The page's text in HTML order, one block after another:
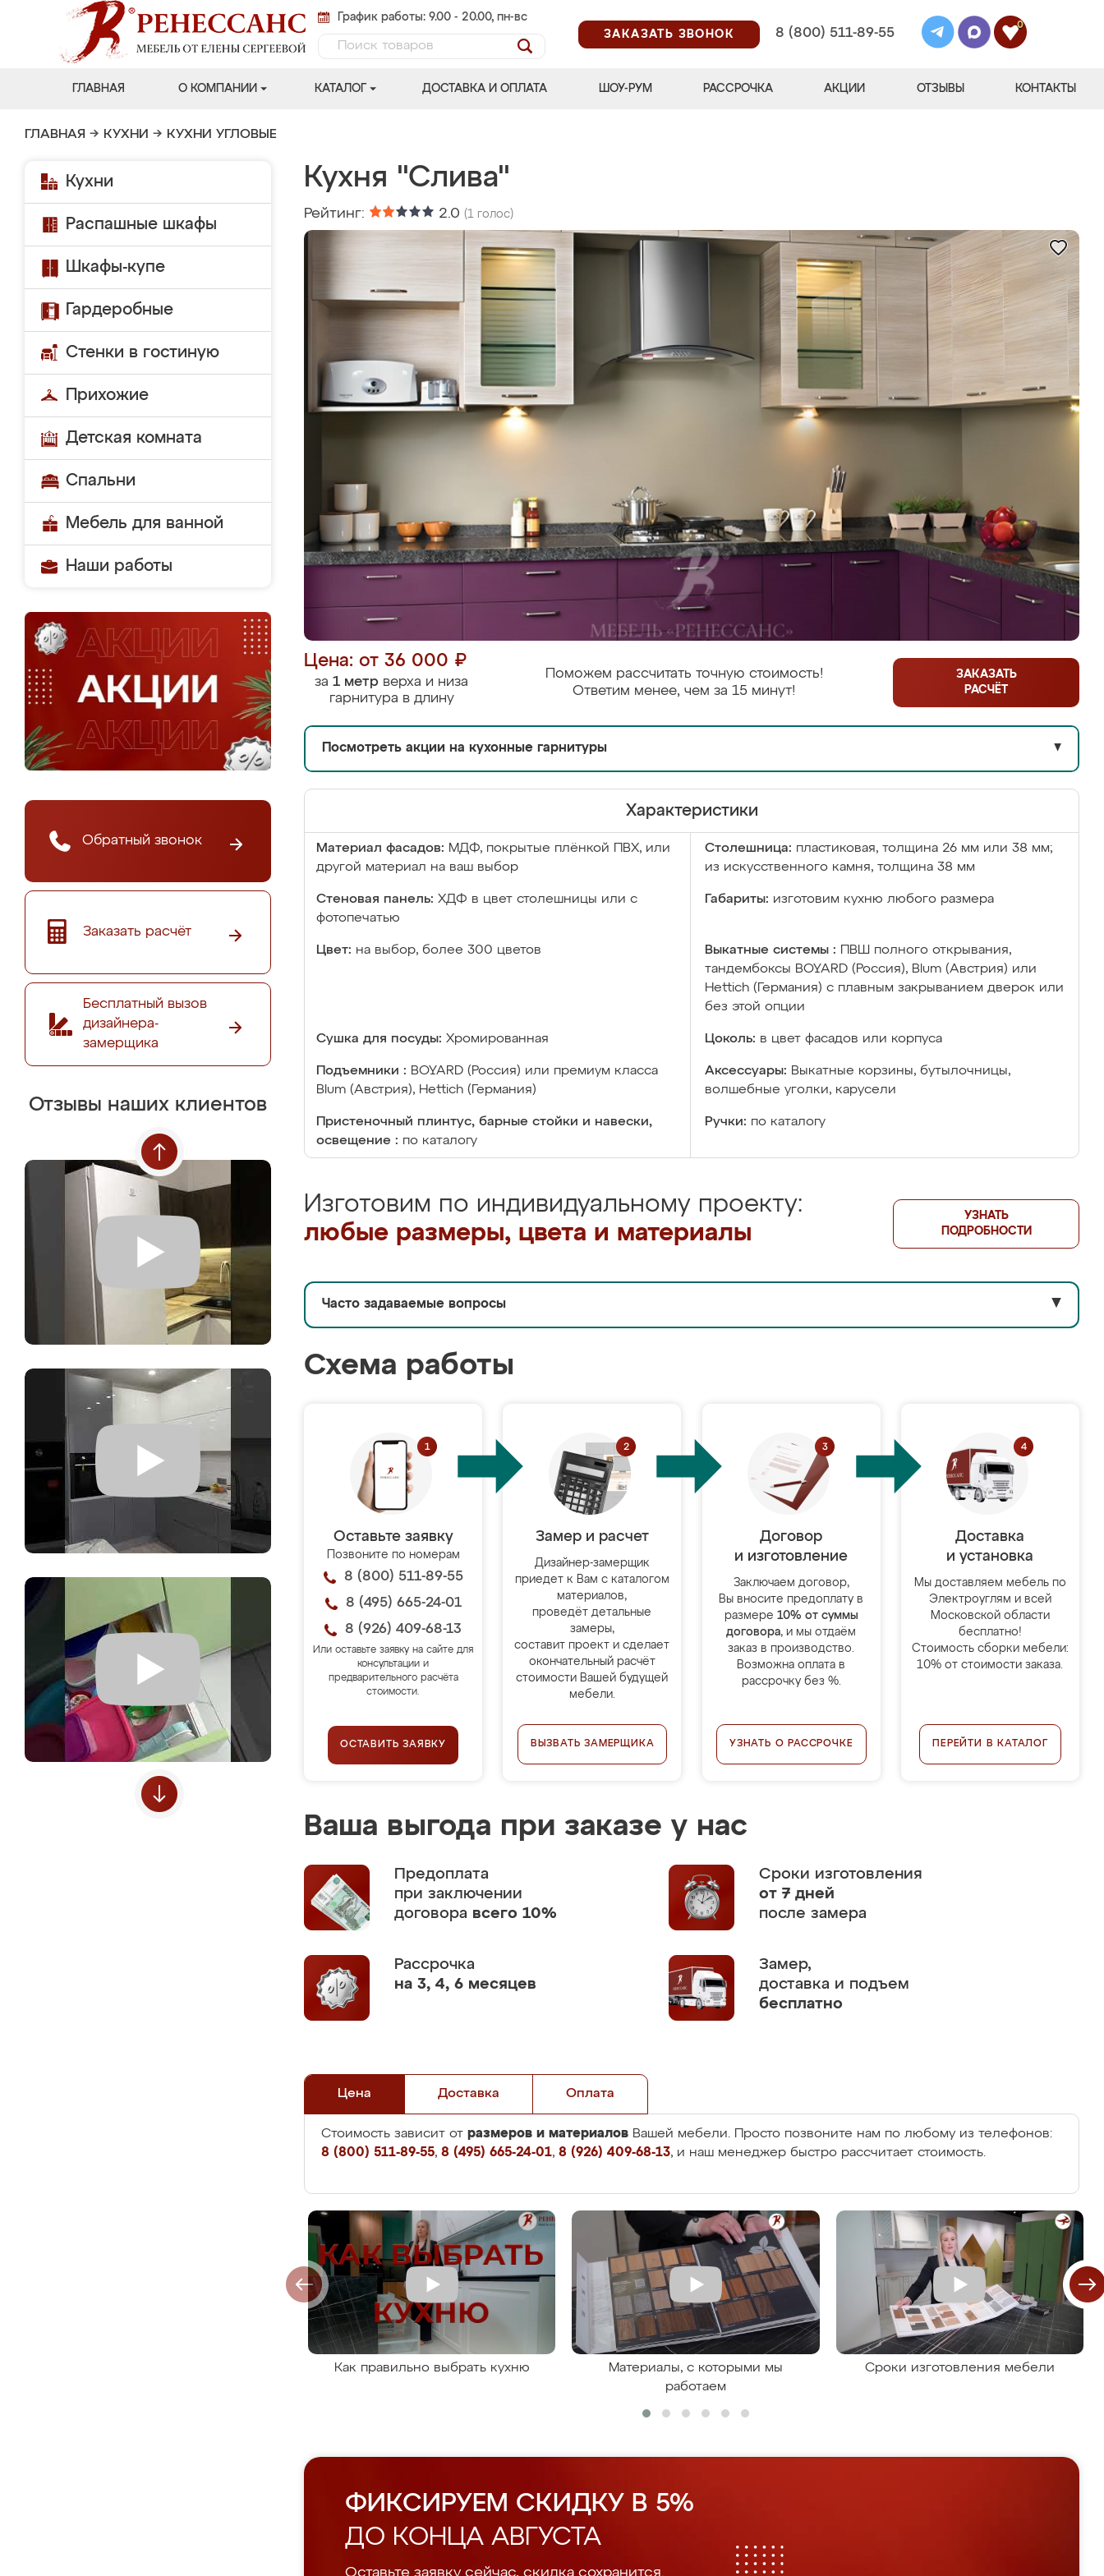
График работы: 9.00 - 20.00, пн-вс
ЗАКАЗАТЬ ЗВОНОК
8 (800) 511-89-55
0
ГЛАВНАЯ О КОМПАНИИ КАТАЛОГ ДОСТАВКА И ОПЛАТА ШОУ-РУМ РАССРОЧКА АКЦИИ ОТЗЫВЫ КОНТАКТЫ
ГЛАВНАЯ → КУХНИ → КУХНИ УГЛОВЫЕ
Кухни
Распашные шкафы
Шкафы-купе
Гардеробные
Стенки в гостиную
Прихожие
Детская комната
Спальни
Мебель для ванной
Наши работы
Обратный звонок
Заказать расчёт
Бесплатный вызов
дизайнера-
замерщика
Отзывы наших клиентов
Кухня "Слива"
Рейтинг: 2.0 (1 голос)
Цена: от 36 000 ₽
за 1 метр верха и низа
гарнитура в длину
Поможем рассчитать точную стоимость!
Ответим менее, чем за 15 минут!
ЗАКАЗАТЬ
РАСЧЁТ
Посмотреть акции на кухонные гарнитуры ▼
Характеристики
Материал фасадов: МДФ, покрытые плёнкой ПВХ, или
другой материал на ваш выбор
Столешница: пластиковая, толщина 26 мм или 38 мм;
из искусственного камня, толщина 38 мм
Стеновая панель: ХДФ в цвет столешницы или с
фотопечатью
Габариты: изготовим кухню любого размера
Цвет: на выбор, более 300 цветов Выкатные системы :
ПВШ полного открывания,
тандембоксы BOYARD (Россия), Blum (Австрия) или
Hettich (Германия) с плавным закрыванием дверок или
без этой опции
Сушка для посуды: Хромированная Цоколь: в цвет фасадов или корпуса
Подъемники : BOYARD (Россия) или премиум класса
Blum (Австрия), Hettich (Германия)
Аксессуары: Выкатные корзины, бутылочницы,
волшебные уголки, карусели
Пристеночный плинтус, барные стойки и навески,
освещение : по каталогу
Ручки: по каталогу
Изготовим по индивидуальному проекту:
любые размеры, цвета и материалы
УЗНАТЬ
ПОДРОБНОСТИ
Часто задаваемые вопросы ▼
Схема работы
Оставьте заявку
Позвоните по номерам
8 (800) 511-89-55
8 (495) 665-24-01
8 (926) 409-68-13
Или оставьте заявку на сайте для
консультации и
предварительного расчёта
стоимости.
ОСТАВИТЬ ЗАЯВКУ
Замер и расчет
Дизайнер-замерщик
приедет к Вам с каталогом
материалов,
проведёт детальные
замеры,
составит проект и сделает
окончательный расчёт
стоимости Вашей будущей
мебели.
ВЫЗВАТЬ ЗАМЕРЩИКА
Договор
и изготовление
Заключаем договор,
Вы вносите предоплату в
размере 10% от суммы
договора, и мы отдаём
заказ в производство.
Возможна оплата в
рассрочку без %.
УЗНАТЬ О РАССРОЧКЕ
Доставка
и установка
Мы доставляем мебель по
Электроуглям и всей
Московской области
бесплатно!
Стоимость сборки мебели:
10% от стоимости заказа.
ПЕРЕЙТИ В КАТАЛОГ
Ваша выгода при заказе у нас
Предоплата
при заключении
договора всего 10%
Сроки изготовления
от 7 дней
после замера
Рассрочка
на 3, 4, 6 месяцев
Замер,
доставка и подъем
бесплатно
Цена Доставка Оплата
Стоимость зависит от размеров и материалов Вашей мебели. Просто позвоните нам по любому из телефонов:
8 (800) 511-89-55, 8 (495) 665-24-01, 8 (926) 409-68-13, и наш менеджер быстро рассчитает стоимость.
Как правильно выбрать кухню
Материалы, с которыми мы
работаем
Сроки изготовления мебели
ФИКСИРУЕМ СКИДКУ В 5%
ДО КОНЦА АВГУСТА
Оставьте заявку сейчас, скидка сохранится.